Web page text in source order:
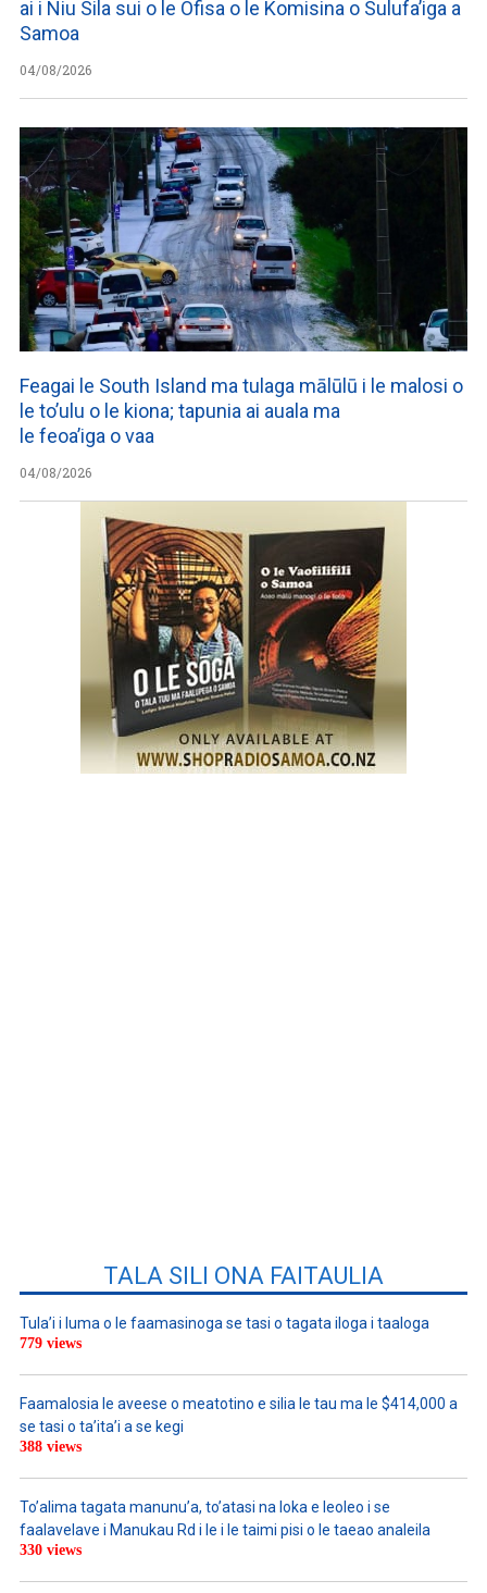
ai i Niu Sila sui o le Ofisa o le Komisina o Sulufa’iga a
Samoa
04/08/2026
Feagai le South Island ma tulaga mālūlū i le malosi o
le to’ulu o le kiona; tapunia ai auala ma
le feoa’iga o vaa
04/08/2026
TALA SILI ONA FAITAULIA
Tula’i i luma o le faamasinoga se tasi o tagata iloga i taaloga
779 views
Faamalosia le aveese o meatotino e silia le tau ma le $414,000 a
se tasi o ta’ita’i a se kegi
388 views
To’alima tagata manunu’a, to’atasi na loka e leoleo i se
faalavelave i Manukau Rd i le i le taimi pisi o le taeao analeila
330 views